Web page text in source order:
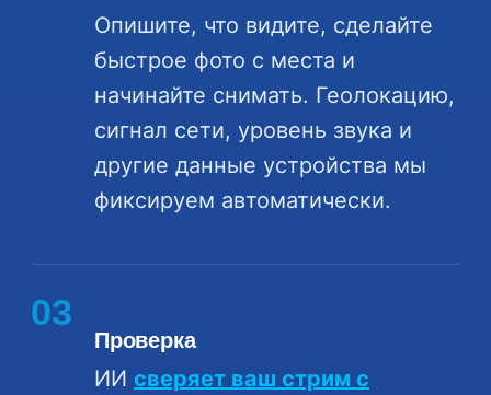
Опишите, что видите, сделайте
быстрое фото с места и
начинайте снимать. Геолокацию,
сигнал сети, уровень звука и
другие данные устройства мы
фиксируем автоматически.
03
Проверка
ИИ сверяет ваш стрим с